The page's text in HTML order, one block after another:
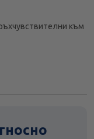
към